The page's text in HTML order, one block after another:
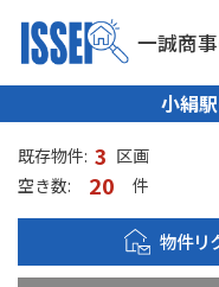
一誠商
小絹
既存物件: 3 区画
空き数:
20 件
物件リ